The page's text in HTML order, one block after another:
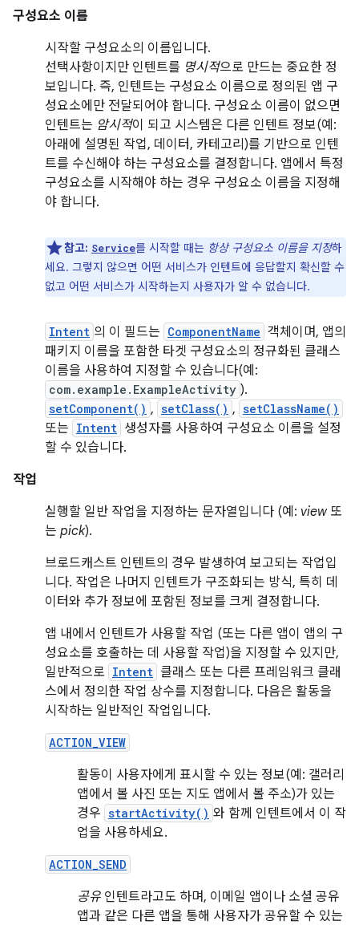
구성요소 이름
시작할 구성요소의 이름입니다.
선택사항이지만 인텐트를 명시적으로 만드는 중요한 정
보입니다. 즉, 인텐트는 구성요소 이름으로 정의된 앱 구
성요소에만 전달되어야 합니다. 구성요소 이름이 없으면
인텐트는 암시적이 되고 시스템은 다른 인텐트 정보(예:
아래에 설명된 작업, 데이터, 카테고리)를 기반으로 인텐
트를 수신해야 하는 구성요소를 결정합니다. 앱에서 특정
구성요소를 시작해야 하는 경우 구성요소 이름을 지정해
야 합니다.
참고: Service를 시작할 때는 항상 구성요소 이름을 지정하
세요. 그렇지 않으면 어떤 서비스가 인텐트에 응답할지 확신할 수
없고 어떤 서비스가 시작하는지 사용자가 알 수 없습니다.
Intent 의 이 필드는 ComponentName 객체이며, 앱의
패키지 이름을 포함한 타겟 구성요소의 정규화된 클래스
이름을 사용하여 지정할 수 있습니다(예:
com.example.ExampleActivity ).
setComponent() , setClass() , setClassName()
또는 Intent 생성자를 사용하여 구성요소 이름을 설정
할 수 있습니다.
작업
실행할 일반 작업을 지정하는 문자열입니다 (예: view또
는 pick).
브로드캐스트 인텐트의 경우 발생하여 보고되는 작업입
니다. 작업은 나머지 인텐트가 구조화되는 방식, 특히 데
이터와 추가 정보에 포함된 정보를 크게 결정합니다.
앱 내에서 인텐트가 사용할 작업 (또는 다른 앱이 앱의 구
성요소를 호출하는 데 사용할 작업)을 지정할 수 있지만,
일반적으로 Intent 클래스 또는 다른 프레임워크 클래
스에서 정의한 작업 상수를 지정합니다. 다음은 활동을
시작하는 일반적인 작업입니다.
ACTION_VIEW
활동이 사용자에게 표시할 수 있는 정보(예: 갤러리
앱에서 볼 사진 또는 지도 앱에서 볼 주소)가 있는
경우 startActivity() 와 함께 인텐트에서 이 작
업을 사용하세요.
ACTION_SEND
공유 인텐트라고도 하며, 이메일 앱이나 소셜 공유
앱과 같은 다른 앱을 통해 사용자가 공유할 수 있는